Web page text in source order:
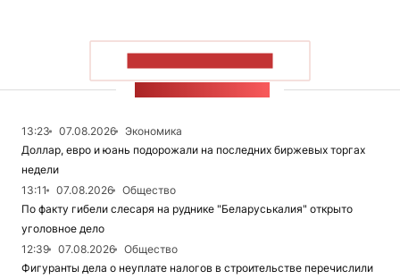
13:23 07.08.2026
Экономика
Доллар, евро и юань подорожали на последних биржевых торгах
недели
13:11
07.08.2026
Общество
По факту гибели слесаря на руднике "Беларуськалия" открыто
уголовное дело
12:39
07.08.2026
Общество
Фигуранты дела о неуплате налогов в строительстве перечислили